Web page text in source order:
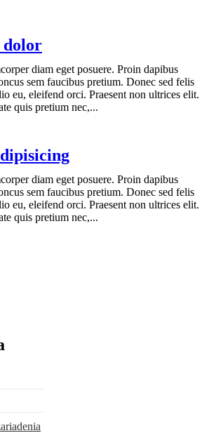
dolor
diam eget posuere. Proin dapibus
sem faucibus pretium. Donec sed felis
eu, eleifend orci. Praesent non ultrices elit.
quis pretium nec,...
diam eget posuere. Proin dapibus
sem faucibus pretium. Donec sed felis
eu, eleifend orci. Praesent non ultrices elit.
quis pretium nec,...